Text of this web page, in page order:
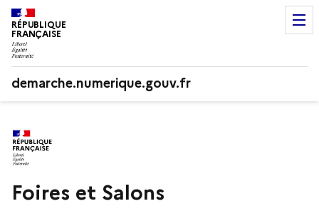
RÉPUBLIQUE
FRANÇAISE
demarche.numerique.gouv.fr
Foires et Salons